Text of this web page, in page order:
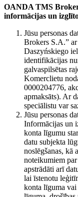
OANDA TMS
informācijas un
Jūsu personas
Brokers S.A.”
Daszyńskiego
identifikācijas
galvaspilsētas
Komerclietu
0000204776,
apmaksāts). Ar
speciālistu var
Jūsu personas
Informācijas un
konta līgumu
datu subjekta
noslēgšanas, kā
noteikumiem
apstrādāti arī
lai īstenotu
konta līguma